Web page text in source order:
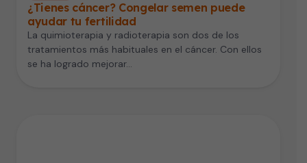
¿Tienes cáncer? Congelar semen puede
ayudar tu fertilidad
La quimioterapia y radioterapia son dos de los
tratamientos más habituales en el cáncer. Con ellos
se ha logrado mejorar…